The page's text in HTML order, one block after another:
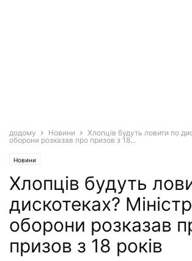
додому Новини
Хлопців будуть ловити по
оборони розказав про призов з 18...
Новини
Хлопців будуть
дискотеках? Міністр
оборони розказав
призов з 18 років